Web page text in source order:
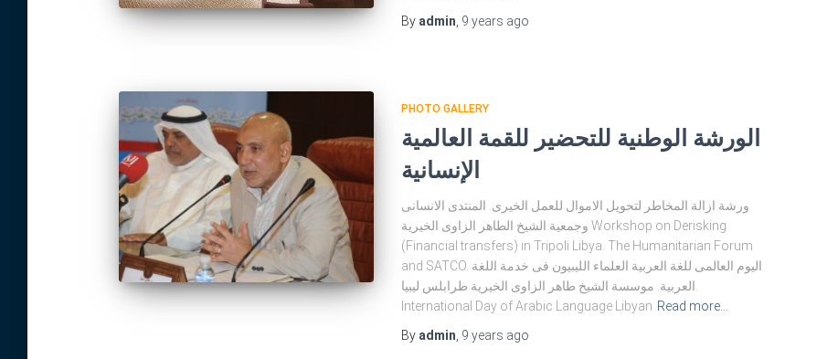
By admin 9 years ago
PHOTO GALLERY
الورشة الوطنية للتحضير للقمة العالمية
الإنسانية
ورشة ازالة المخاطر لتحويل الاموال للعمل الخيرى. المنتدى الانسانى
وجمعية الشيخ الطاهر الزاوى الخيرية Workshop on Derisking
(Financial transfers) in Tripoli Libya. The Humanitarian Forum
and SATCO. اليوم العالمى للغة العربية العلماء الليبيون فى خدمة اللغة
العربية. موسسة الشيخ طاهر الزاوى الخيرية طرابلس ليبيا.
International Day of Arabic Language Libyan Read more…
By admin 9 years ago